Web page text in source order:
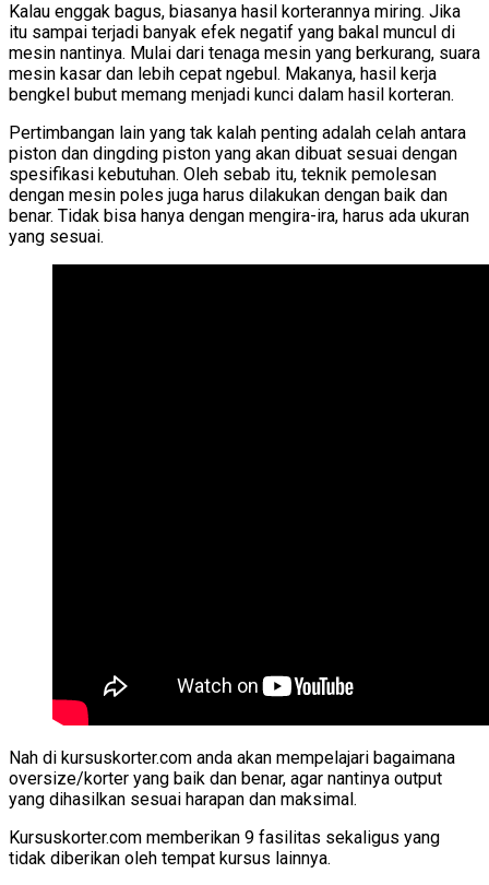
Kalau enggak bagus, biasanya hasil korterannya miring. Jika
itu sampai terjadi banyak efek negatif yang bakal muncul di
mesin nantinya. Mulai dari tenaga mesin yang berkurang, suara
mesin kasar dan lebih cepat ngebul. Makanya, hasil kerja
bengkel bubut memang menjadi kunci dalam hasil korteran.
Pertimbangan lain yang tak kalah penting adalah celah antara
piston dan dingding piston yang akan dibuat sesuai dengan
spesifikasi kebutuhan. Oleh sebab itu, teknik pemolesan
dengan mesin poles juga harus dilakukan dengan baik dan
benar. Tidak bisa hanya dengan mengira-ira, harus ada ukuran
yang sesuai.
Nah di kursuskorter.com anda akan mempelajari bagaimana
oversize/korter yang baik dan benar, agar nantinya output
yang dihasilkan sesuai harapan dan maksimal.
Kursuskorter.com memberikan 9 fasilitas sekaligus yang
tidak diberikan oleh tempat kursus lainnya.